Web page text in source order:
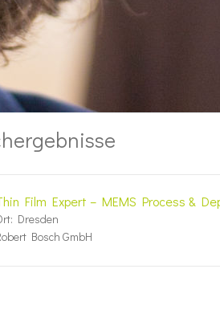
Film Expert – MEMS Process &
Dresden
Bosch GmbH